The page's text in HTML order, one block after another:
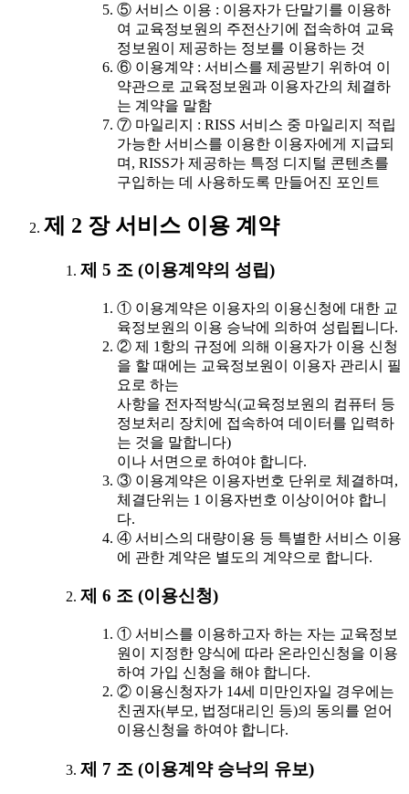
⑤ 서비스 이용 : 이용자가 단말기를 이용하
여 교육정보원의 주전산기에 접속하여 교육
정보원이 제공하는 정보를 이용하는 것
⑥ 이용계약 : 서비스를 제공받기 위하여 이
약관으로 교육정보원과 이용자간의 체결하
는 계약을 말함
⑦ 마일리지 : RISS 서비스 중 마일리지 적립
가능한 서비스를 이용한 이용자에게 지급되
며, RISS가 제공하는 특정 디지털 콘텐츠를
구입하는 데 사용하도록 만들어진 포인트
제 2 장 서비스 이용 계약
제 5 조 (이용계약의 성립)
① 이용계약은 이용자의 이용신청에 대한 교
육정보원의 이용 승낙에 의하여 성립됩니다.
② 제 1항의 규정에 의해 이용자가 이용 신청
을 할 때에는 교육정보원이 이용자 관리시 필
요로 하는
사항을 전자적방식(교육정보원의 컴퓨터 등
정보처리 장치에 접속하여 데이터를 입력하
는 것을 말합니다)
이나 서면으로 하여야 합니다.
③ 이용계약은 이용자번호 단위로 체결하며,
체결단위는 1 이용자번호 이상이어야 합니
다.
④ 서비스의 대량이용 등 특별한 서비스 이용
에 관한 계약은 별도의 계약으로 합니다.
제 6 조 (이용신청)
① 서비스를 이용하고자 하는 자는 교육정보
원이 지정한 양식에 따라 온라인신청을 이용
하여 가입 신청을 해야 합니다.
② 이용신청자가 14세 미만인자일 경우에는
친권자(부모, 법정대리인 등)의 동의를 얻어
이용신청을 하여야 합니다.
제 7 조 (이용계약 승낙의 유보)